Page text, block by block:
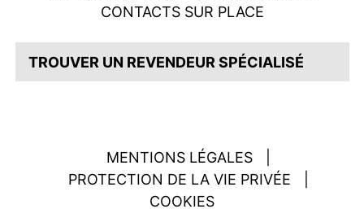
CONTACTS SUR PLACE
TROUVER UN REVENDEUR SPÉCIALISÉ
MENTIONS LÉGALES
PROTECTION DE LA VIE PRIVÉE
COOKIES